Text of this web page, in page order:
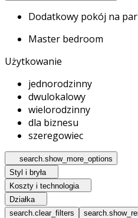
Dodatkowy pokój na
Master bedroom
Użytkowanie
jednorodzinny
dwulokalowy
wielorodzinny
dla biznesu
szeregowiec
search.show_more_options
Styl i bryła
Koszty i technologia
Działka
search.clear_filters